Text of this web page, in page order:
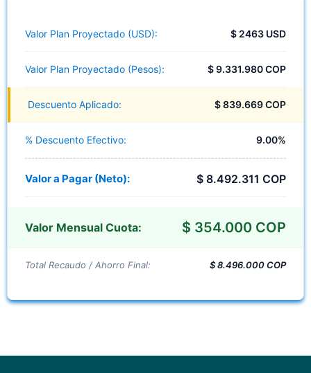
Valor Plan Proyectado (USD): $ 2463 USD
Valor Plan Proyectado (Pesos): $ 9.331.980 COP
Descuento Aplicado: $ 839.669 COP
% Descuento Efectivo: 9.00%
Valor a Pagar (Neto): $ 8.492.311 COP
Valor Mensual Cuota: $ 354.000 COP
Total Recaudo / Ahorro Final: $ 8.496.000 COP